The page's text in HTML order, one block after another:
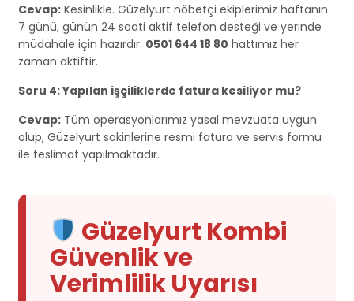
Cevap: Kesinlikle. Güzelyurt nöbetçi ekiplerimiz haftanın
7 günü, günün 24 saati aktif telefon desteği ve yerinde
müdahale için hazırdır. 0501 644 18 80 hattımız her
zaman aktiftir.
Soru 4: Yapılan işçiliklerde fatura kesiliyor mu?
Cevap: Tüm operasyonlarımız yasal mevzuata uygun
olup, Güzelyurt sakinlerine resmi fatura ve servis formu
ile teslimat yapılmaktadır.
Güzelyurt Kombi
Güvenlik ve
Verimlilik Uyarısı